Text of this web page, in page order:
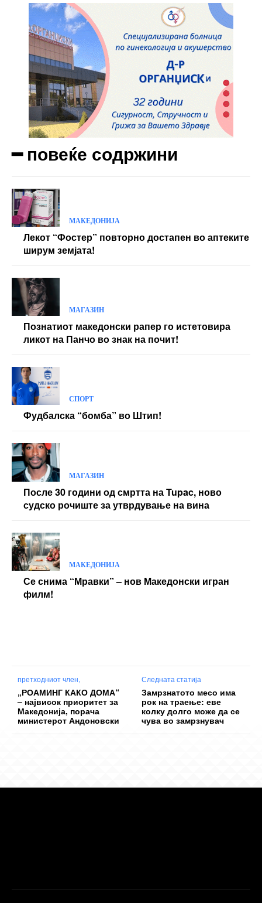
━ повеќе содржини
МАКЕДОНИЈА
Лекот “Фостер” повторно достапен во аптеките
ширум земјата!
МАГАЗИН
Познатиот македонски рапер го истетовира
ликот на Панчо во знак на почит!
СПОРТ
Фудбалска “бомба” во Штип!
МАГАЗИН
После 30 години од смртта на Tupac, ново
судско рочиште за утврдување на вина
МАКЕДОНИЈА
Се снима “Мравки” – нов Македонски игран
филм!
претходниот член,
„РОАМИНГ КАКО ДОМА“
– највисок приоритет за
Македонија, порача
министерот Андоновски
Следната статија
Замрзнатото месо има
рок на траење: еве
колку долго може да се
чува во замрзнувач